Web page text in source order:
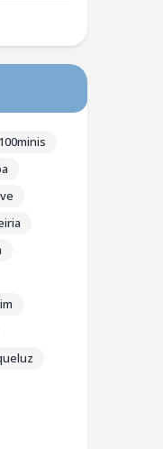
100minis